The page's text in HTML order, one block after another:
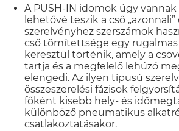
A PUSH-IN idomok úgy
lehetővé teszik a cső
szerelvényhez szerszámok
cső tömítettsége egy
keresztül történik, amely a
tartja és a megfelelő lehúzó
elengedi. Az ilyen típusú
összeszerelési fázisok
főként kisebb hely- és
különböző pneumatikus
csatlakoztatásakor.